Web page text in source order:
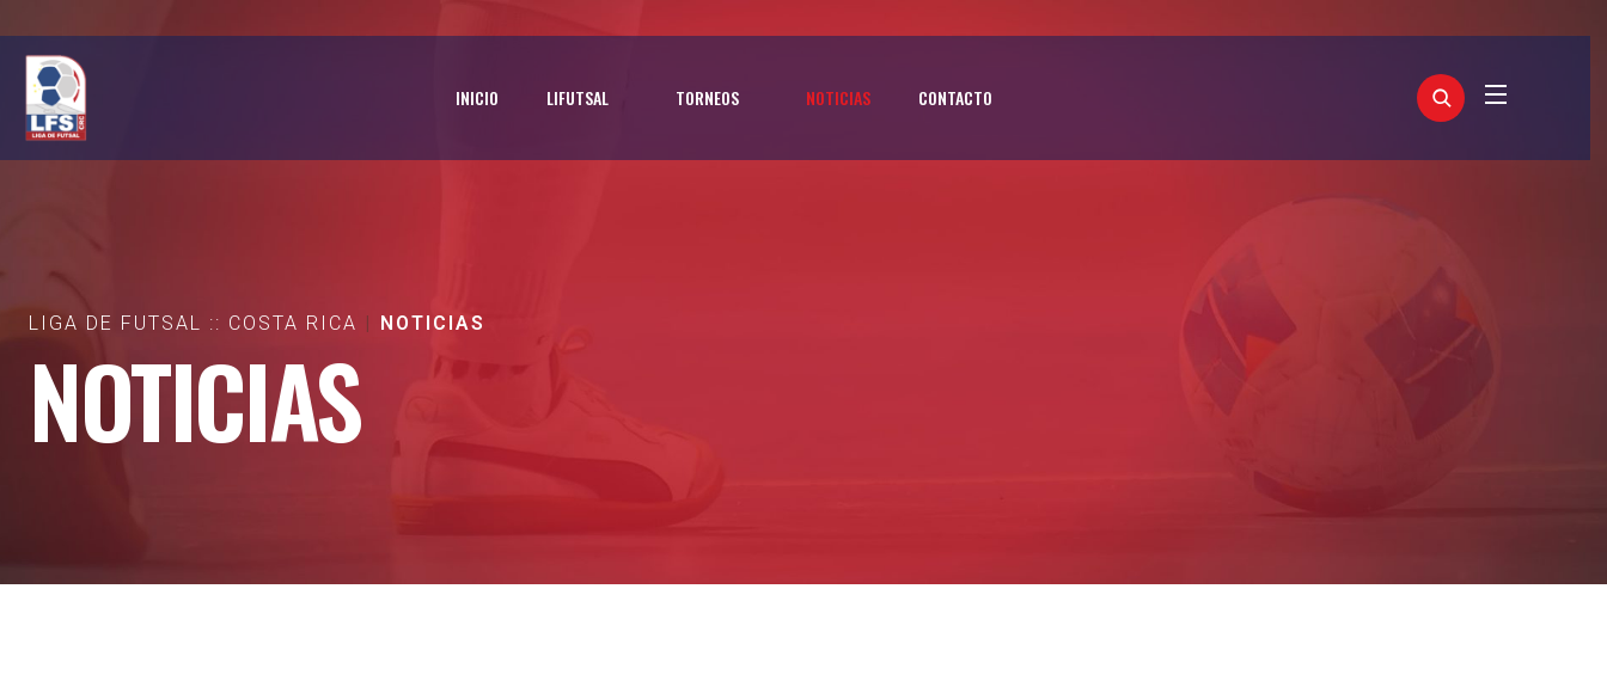
INICIO LIFUTSAL TORNEOS NOTICIAS CONTACTO
LIGA DE FUTSAL :: COSTA RICA NOTICIAS
NOTICIAS